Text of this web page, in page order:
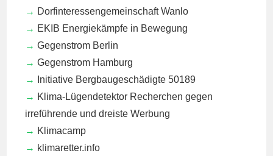
Dorfinteressengemeinschaft Wanlo
EKIB Energiekämpfe in Bewegung
Gegenstrom Berlin
Gegenstrom Hamburg
Initiative Bergbaugeschädigte 50189
Klima-Lügendetektor Recherchen gegen
irreführende und dreiste Werbung
Klimacamp
klimaretter.info